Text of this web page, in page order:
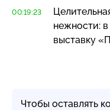
00:19:23
нежности:
выставку
Чтобы оставлять